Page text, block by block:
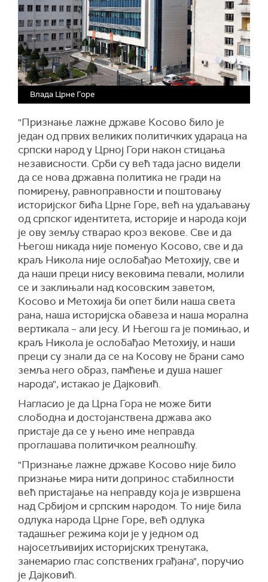
Влада Црне Горе
"Признање лажне државе Косово било је
један од првих великих политичких удараца на
српски народ у Црној Гори након стицања
независности. Срби су већ тада јасно видели
да се нова државна политика не гради на
помирењу, равноправности и поштовању
историјског бића Црне Горе, већ на удаљавању
од српског идентитета, историје и народа који
је ову земљу стварао кроз векове. Све и да
Његош никада није поменуо Косово, све и да
краљ Никола није ослобађао Метохију, све и
да наши преци нису вековима певали, молили
се и заклињали над косовским заветом,
Косово и Метохија би опет били наша света
рана, наша историјска обавеза и наша морална
вертикала – али јесу. И Његош га је помињао, и
краљ Никола је ослобађао Метохију, и наши
преци су знали да се на Косову не брани само
земља него образ, памћење и душа нашег
народа", истакао је Дајковић.
Нагласио је да Црна Гора не може бити
слободна и достојанствена држава ако
пристаје да се у њено име неправда
проглашава политичком реалношћу.
"Признање лажне државе Косово није било
признање мира нити допринос стабилности
већ пристајање на неправду која је извршена
над Србијом и српским народом. То није била
одлука народа Црне Горе, већ одлука
тадашњег режима који је у једном од
најосетљивијих историјских тренутака,
занемарио глас сопствених грађана", поручио
је Дајковић.